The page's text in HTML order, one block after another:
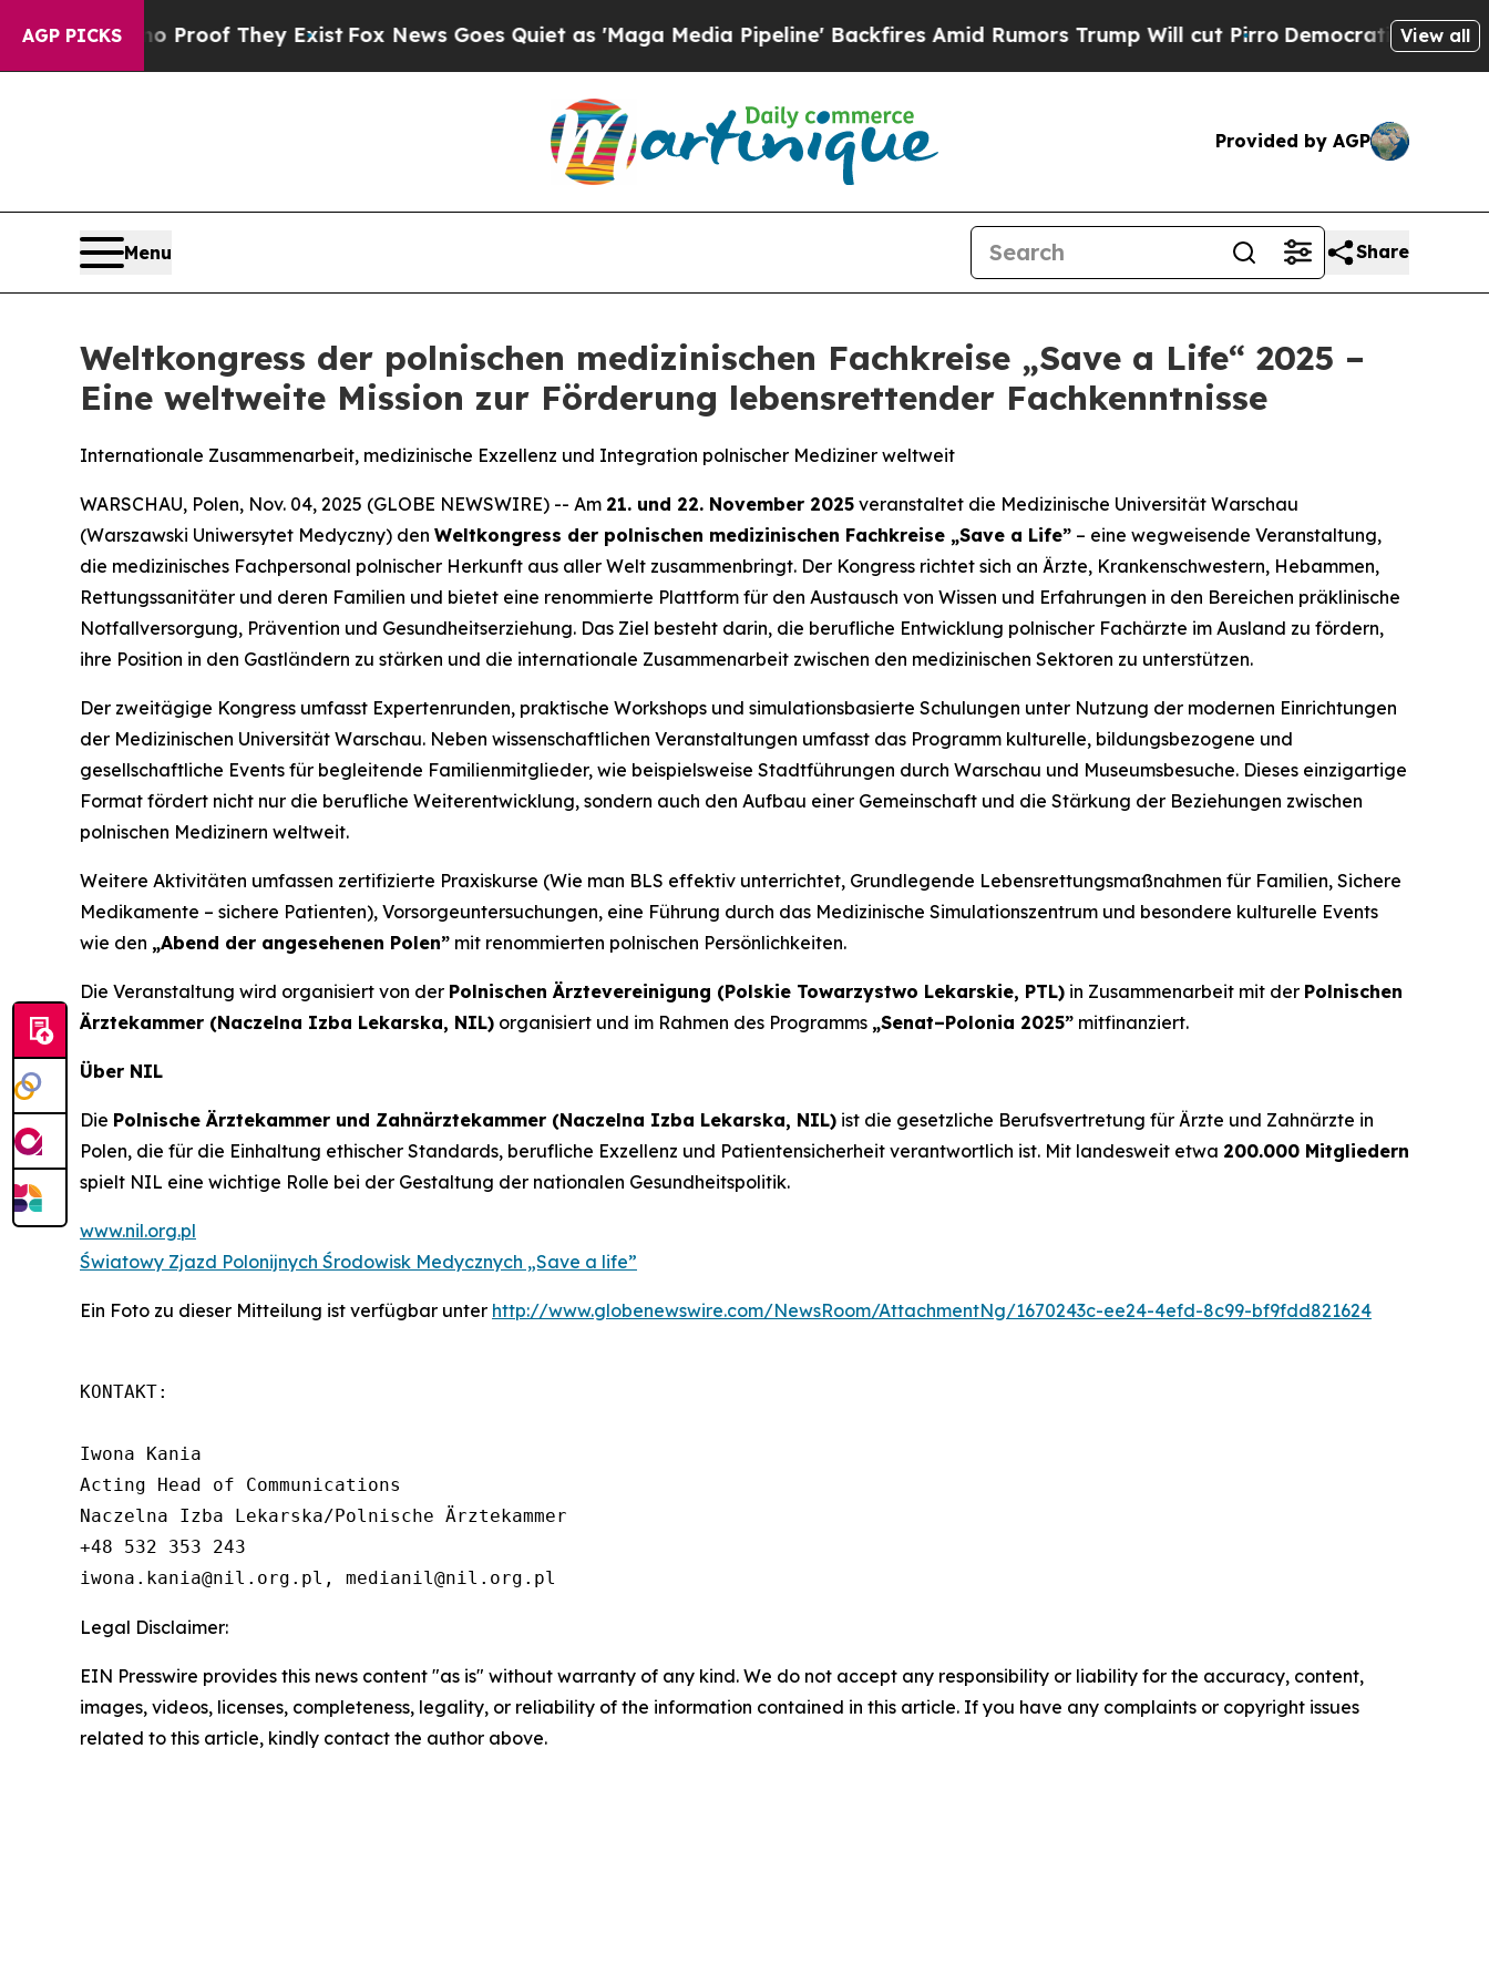
AGP PICKSno Proof They ExistFox News Goes Quiet as 'Maga Media Pipeline' Backfires Amid Rumors Trump Will cut PirroDemocratic Socialists of
View all
Provided by AGP
Menu Share
Weltkongress der polnischen medizinischen Fachkreise „Save a Life“ 2025 –
Eine weltweite Mission zur Förderung lebensrettender Fachkenntnisse
Internationale Zusammenarbeit, medizinische Exzellenz und Integration polnischer Mediziner weltweit
WARSCHAU, Polen, Nov. 04, 2025 (GLOBE NEWSWIRE) -- Am 21. und 22. November 2025 veranstaltet die Medizinische Universität Warschau
(Warszawski Uniwersytet Medyczny) den Weltkongress der polnischen medizinischen Fachkreise „Save a Life” – eine wegweisende Veranstaltung,
die medizinisches Fachpersonal polnischer Herkunft aus aller Welt zusammenbringt. Der Kongress richtet sich an Ärzte, Krankenschwestern, Hebammen,
Rettungssanitäter und deren Familien und bietet eine renommierte Plattform für den Austausch von Wissen und Erfahrungen in den Bereichen präklinische
Notfallversorgung, Prävention und Gesundheitserziehung. Das Ziel besteht darin, die berufliche Entwicklung polnischer Fachärzte im Ausland zu fördern,
ihre Position in den Gastländern zu stärken und die internationale Zusammenarbeit zwischen den medizinischen Sektoren zu unterstützen.
Der zweitägige Kongress umfasst Expertenrunden, praktische Workshops und simulationsbasierte Schulungen unter Nutzung der modernen Einrichtungen
der Medizinischen Universität Warschau. Neben wissenschaftlichen Veranstaltungen umfasst das Programm kulturelle, bildungsbezogene und
gesellschaftliche Events für begleitende Familienmitglieder, wie beispielsweise Stadtführungen durch Warschau und Museumsbesuche. Dieses einzigartige
Format fördert nicht nur die berufliche Weiterentwicklung, sondern auch den Aufbau einer Gemeinschaft und die Stärkung der Beziehungen zwischen
polnischen Medizinern weltweit.
Weitere Aktivitäten umfassen zertifizierte Praxiskurse (Wie man BLS effektiv unterrichtet, Grundlegende Lebensrettungsmaßnahmen für Familien, Sichere
Medikamente – sichere Patienten), Vorsorgeuntersuchungen, eine Führung durch das Medizinische Simulationszentrum und besondere kulturelle Events
wie den „Abend der angesehenen Polen” mit renommierten polnischen Persönlichkeiten.
Die Veranstaltung wird organisiert von der Polnischen Ärztevereinigung (Polskie Towarzystwo Lekarskie, PTL) in Zusammenarbeit mit der Polnischen
Ärztekammer (Naczelna Izba Lekarska, NIL) organisiert und im Rahmen des Programms „Senat–Polonia 2025” mitfinanziert.
Über NIL
Die Polnische Ärztekammer und Zahnärztekammer (Naczelna Izba Lekarska, NIL) ist die gesetzliche Berufsvertretung für Ärzte und Zahnärzte in
Polen, die für die Einhaltung ethischer Standards, berufliche Exzellenz und Patientensicherheit verantwortlich ist. Mit landesweit etwa 200.000 Mitgliedern
spielt NIL eine wichtige Rolle bei der Gestaltung der nationalen Gesundheitspolitik.
www.nil.org.pl
Światowy Zjazd Polonijnych Środowisk Medycznych „Save a life”
Ein Foto zu dieser Mitteilung ist verfügbar unter http://www.globenewswire.com/NewsRoom/AttachmentNg/1670243c-ee24-4efd-8c99-bf9fdd821624
KONTAKT:
Iwona Kania
Acting Head of Communications
Naczelna Izba Lekarska/Polnische Ärztekammer
+48 532 353 243
iwona.kania@nil.org.pl, medianil@nil.org.pl
Legal Disclaimer:
EIN Presswire provides this news content "as is" without warranty of any kind. We do not accept any responsibility or liability for the accuracy, content,
images, videos, licenses, completeness, legality, or reliability of the information contained in this article. If you have any complaints or copyright issues
related to this article, kindly contact the author above.